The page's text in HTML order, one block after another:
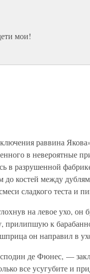
мои!
раввина
в невероятные
в разрушенной
до костей между
сладкого теста и
на левое ухо, он
прилипшую к
он направил в
де Фюнес, —
все усугубите и